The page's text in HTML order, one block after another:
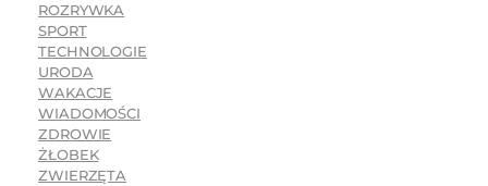
ROZRYWKA
SPORT
TECHNOLOGIE
URODA
WAKACJE
WIADOMOŚCI
ZDROWIE
ŻŁOBEK
ZWIERZĘTA